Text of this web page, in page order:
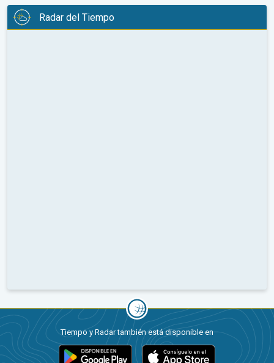
Radar del Tiempo
Tiempo y Radar también está disponible en